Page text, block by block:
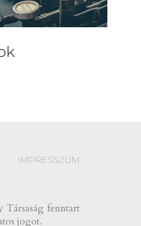
IMPRESSZUM
fenntart
jogot.